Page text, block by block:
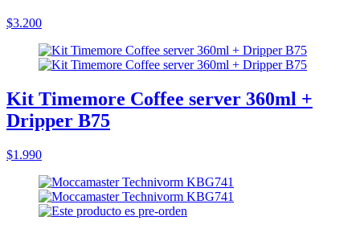
$3.200
Kit Timemore Coffee server 360ml +
Dripper B75
$1.990